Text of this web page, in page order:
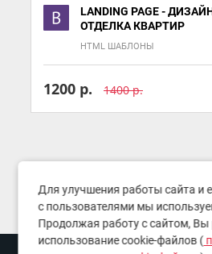
LANDING PAGE -
ОТДЕЛКА КВАРТИР
HTML ШАБЛОНЫ
1200 р. 1400 р.
Для улучшения работы сайта и
с пользователями мы
Продолжая работу с сайтом, Вы
использование cookie-файлов (